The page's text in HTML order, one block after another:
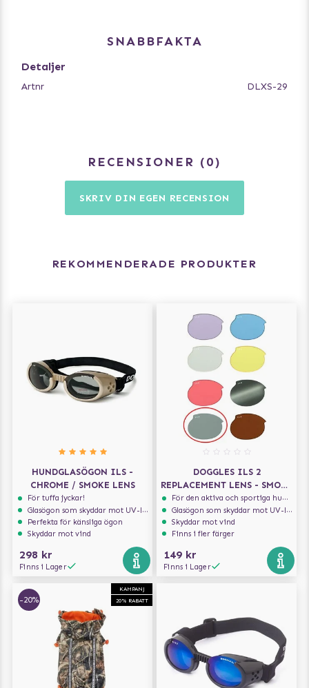
SNABBFAKTA
Detaljer
Artnr DLXS-29
RECENSIONER 0
SKRIV DIN EGEN RECENSION
REKOMMENDERADE PRODUKTER
HUNDGLASÖGON ILS -
CHROME / SMOKE LENS
För tuffa jyckar!
Glasögon som skyddar mot UV-ljus
Perfekta för känsliga ögon
Skyddar mot vind
298 kr
Finns i Lager
DOGGLES ILS 2
REPLACEMENT LENS - SMOKE
- ERSÄTTNINGSLINSER
För den aktiva och sportiga hunden
Glasögon som skyddar mot UV-ljus
Skyddar mot vind
Finns i fler färger
149 kr
Finns i Lager
KAMPANJ
20% RABATT
-20%